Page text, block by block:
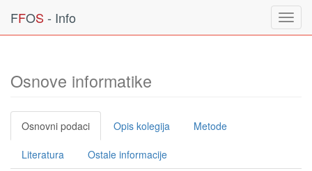
FFOS - Info
Osnove informatike
Osnovni podaci Opis kolegija Metode
Literatura Ostale informacije